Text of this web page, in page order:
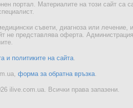
портал. Материалите на този сайт са
съвети, диагноза или лечение,
не представлява оферта.
и политиките на сайта.
форма за обратна връзка.
ilive.com.ua. Всички права запазени.